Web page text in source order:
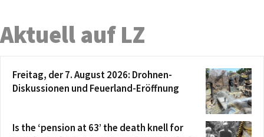
Aktuell auf LZ
Freitag, der 7. August 2026: Drohnen-
Diskussionen und Feuerland-Eröffnung
Is the ‘pension at 63’ the death knell for